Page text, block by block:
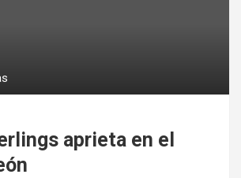
aprieta en el